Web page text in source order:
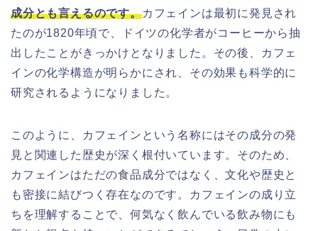
成分とも言えるのです。カフェインは最初に発見され
たのが1820年頃で、ドイツの化学者がコーヒーから抽
出したことがきっかけとなりました。その後、カフェ
インの化学構造が明らかにされ、その効果も科学的に
研究されるようになりました。
このように、カフェインという名称にはその成分の発
見と関連した歴史が深く根付いています。そのため、
カフェインはただの食品成分ではなく、文化や歴史と
も密接に結びつく存在なのです。カフェインの成り立
ちを理解することで、何気なく飲んでいる飲み物にも